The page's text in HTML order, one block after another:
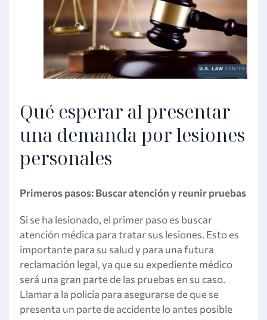
Qué esperar al presentar
una demanda por lesiones
personales
Primeros pasos: Buscar atención y reunir pruebas
Si se ha lesionado, el primer paso es buscar
atención médica para tratar sus lesiones. Esto es
importante para su salud y para una futura
reclamación legal, ya que su expediente médico
será una gran parte de las pruebas en su caso.
Llamar a la policía para asegurarse de que se
presenta un parte de accidente lo antes posible